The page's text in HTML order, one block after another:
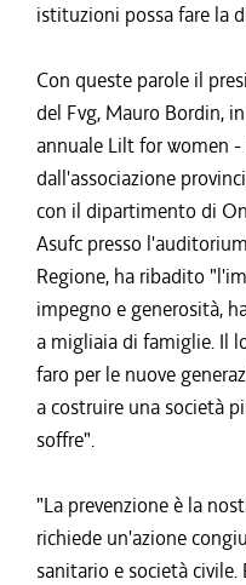
istituzioni possa fare la
Con queste parole il
del Fvg, Mauro Bordin,
annuale Lilt for women
dall'associazione
con il dipartimento di
Asufc presso
Regione, ha ribadito
impegno e generosità,
a migliaia di famiglie. Il
faro per le nuove
a costruire una società
soffre".
"La prevenzione è la
richiede un'azione
sanitario e società